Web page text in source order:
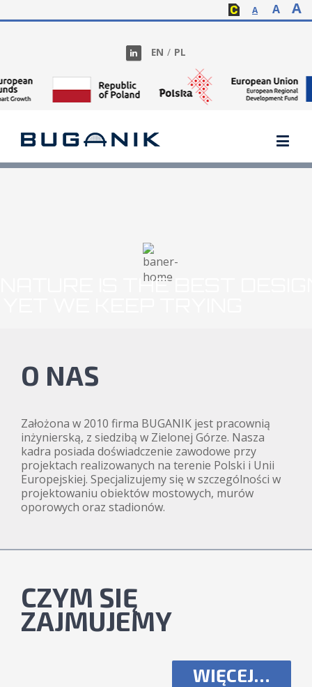
A A A
EN / PL
NATURE IS THE BEST
O NAS
Założona w 2010 firma BUGANIK jest pracownią
inżynierską, z siedzibą w Zielonej Górze. Nasza
kadra posiada doświadczenie zawodowe przy
projektach realizowanych na terenie Polski i Unii
Europejskiej. Specjalizujemy się w szczególności w
projektowaniu obiektów mostowych, murów
oporowych oraz stadionów.
CZYM SIĘ
ZAJMUJEMY
WIĘCEJ…